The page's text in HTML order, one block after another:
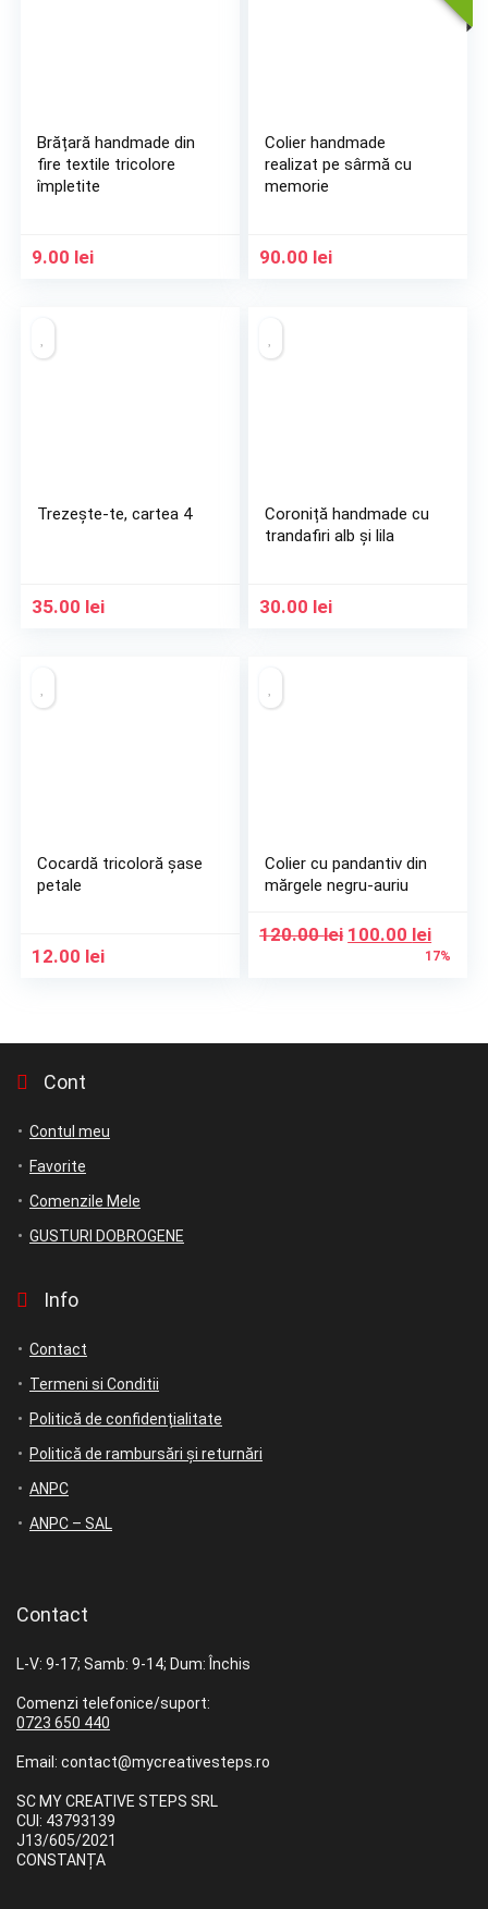
Brățară handmade din
fire textile tricolore
împletite
9.00 lei
Colier handmade
realizat pe sârmă cu
memorie
90.00 lei
Trezește-te, cartea 4
35.00 lei
Coroniță handmade cu
trandafiri alb și lila
30.00 lei
Cocardă tricoloră șase
petale
12.00 lei
Colier cu pandantiv din
mărgele negru-auriu
120.00lei Prețul
100.00 leiPrețul
17%
Cont
Contul meu
Favorite
Comenzile Mele
GUSTURI DOBROGENE
Info
Contact
Termeni si Conditii
Politică de confidențialitate
Politică de rambursări și returnări
ANPC
ANPC – SAL
Contact
L-V: 9-17; Samb: 9-14; Dum: Închis
Comenzi telefonice/suport:
0723 650 440
Email: contact@mycreativesteps.ro
SC MY CREATIVE STEPS SRL
CUI: 43793139
J13/605/2021
CONSTANȚA